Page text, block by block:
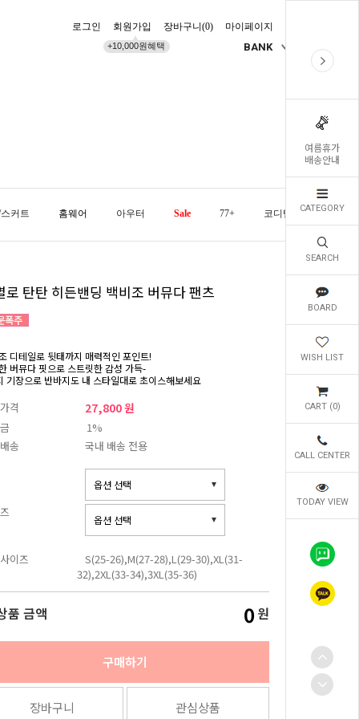
여름휴가
배송안내
CATEGORY
SEARCH
BOARD
WISH LIST
CART (0)
CALL CENTER
TODAY VIEW
로그인 회원가입
+10,000원혜택
장바구니(0) 마이페이지
BANK
커트 홈웨어 아우터 Sale 77+ 코디템 오늘발송
로 탄탄 히든밴딩 백비조 버뮤다 팬츠
디테일로 뒷태까지 매력적인 포인트!
버뮤다 핏으로 스트릿한 감성 가득-
기장으로 반바지도 내 스타일대로 초이스해보세요
격 27,800 원
1%
송
국내 배송 전용
이즈
S(25-26),M(27-28),L(29-30),XL(31-
32),2XL(33-34),3XL(35-36)
품 금액 0 원
구매하기
장바구니 관심상품